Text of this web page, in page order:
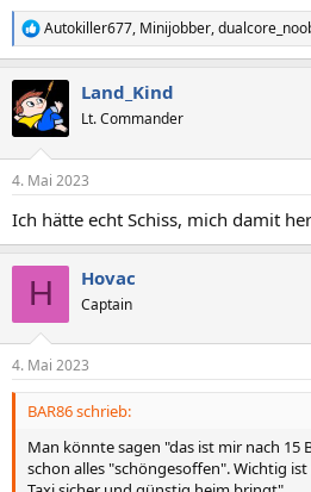
R
e
k
t
e
:
Autokiller677, Minijobber,
Land_Kind
Lt. Commander
4. Mai 2023
Ich hätte echt Schiss, mich damit
H Hovac
Captain
4. Mai 2023
BAR86 schrieb:
Man könnte sagen "das ist mir nach 15
schon alles "schöngesoffen". Wichtig